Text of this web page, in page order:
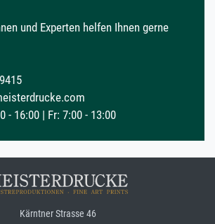
und Experten helfen Ihnen gerne
- 16:00 | Fr: 7:00 - 13:00
Kärntner Strasse 46